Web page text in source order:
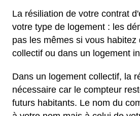
La résiliation de votre contrat
votre type de logement : les
pas les mêmes si vous
collectif ou dans un logement
Dans un logement collectif, la
nécessaire car le compteur
futurs habitants. Le nom du